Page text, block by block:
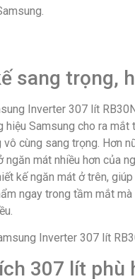
sang trọng,
Inverter 307 lít
hiệu Samsung cho ra mắt
vô cùng sang trọng. Hơn
ngăn mát nhiều hơn của
kế ngăn mát ở trên,
ngay trong tầm mắt
307 lít phù